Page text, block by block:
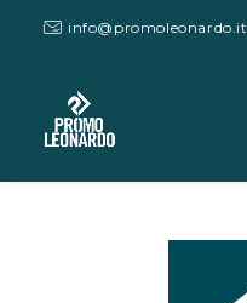
info@promoleonardo.it